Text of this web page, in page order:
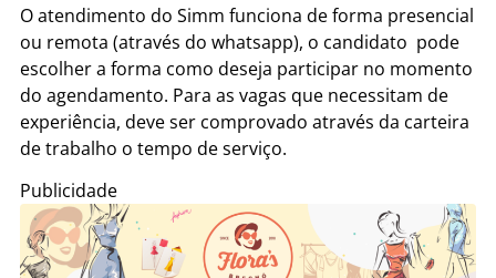
O atendimento do Simm funciona de forma presencial
ou remota (através do whatsapp), o candidato pode
escolher a forma como deseja participar no momento
do agendamento. Para as vagas que necessitam de
experiência, deve ser comprovado através da carteira
de trabalho o tempo de serviço.
Publicidade